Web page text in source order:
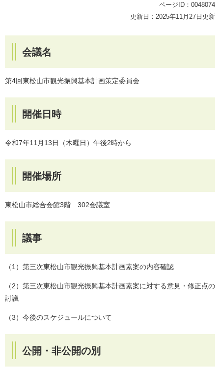
ページID：0048074
更新日：2025年11月27日更新
会議名
第4回東松山市観光振興基本計画策定委員会
開催日時
令和7年11月13日（木曜日）午後2時から
開催場所
東松山市総合会館3階 302会議室
議事
（1）第三次東松山市観光振興基本計画素案の内容確認
（2）第三次東松山市観光振興基本計画素案に対する意見・修正点の
討議
（3）今後のスケジュールについて
公開・非公開の別